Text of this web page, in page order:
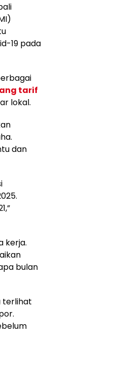
19 pada
tarif
lokal.
dan
kerja.
bulan
terlihat